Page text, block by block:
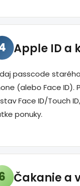
Apple ID a
passcode
(alebo Face ID).
Face ID/Touch
ponuky.
Čakanie a